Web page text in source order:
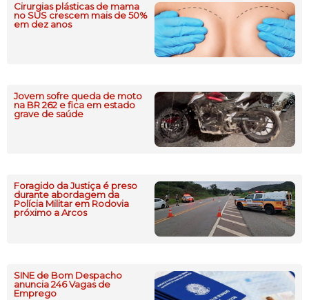
Cirurgias plásticas de mama
no SUS crescem mais de 50%
em dez anos
Jovem sofre queda de moto
na BR 262 e fica em estado
grave de saúde
Foragido da Justiça é preso
durante abordagem da
Polícia Militar em Rodovia
próximo a Arcos
SINE de Bom Despacho
anuncia 246 Vagas de
Emprego